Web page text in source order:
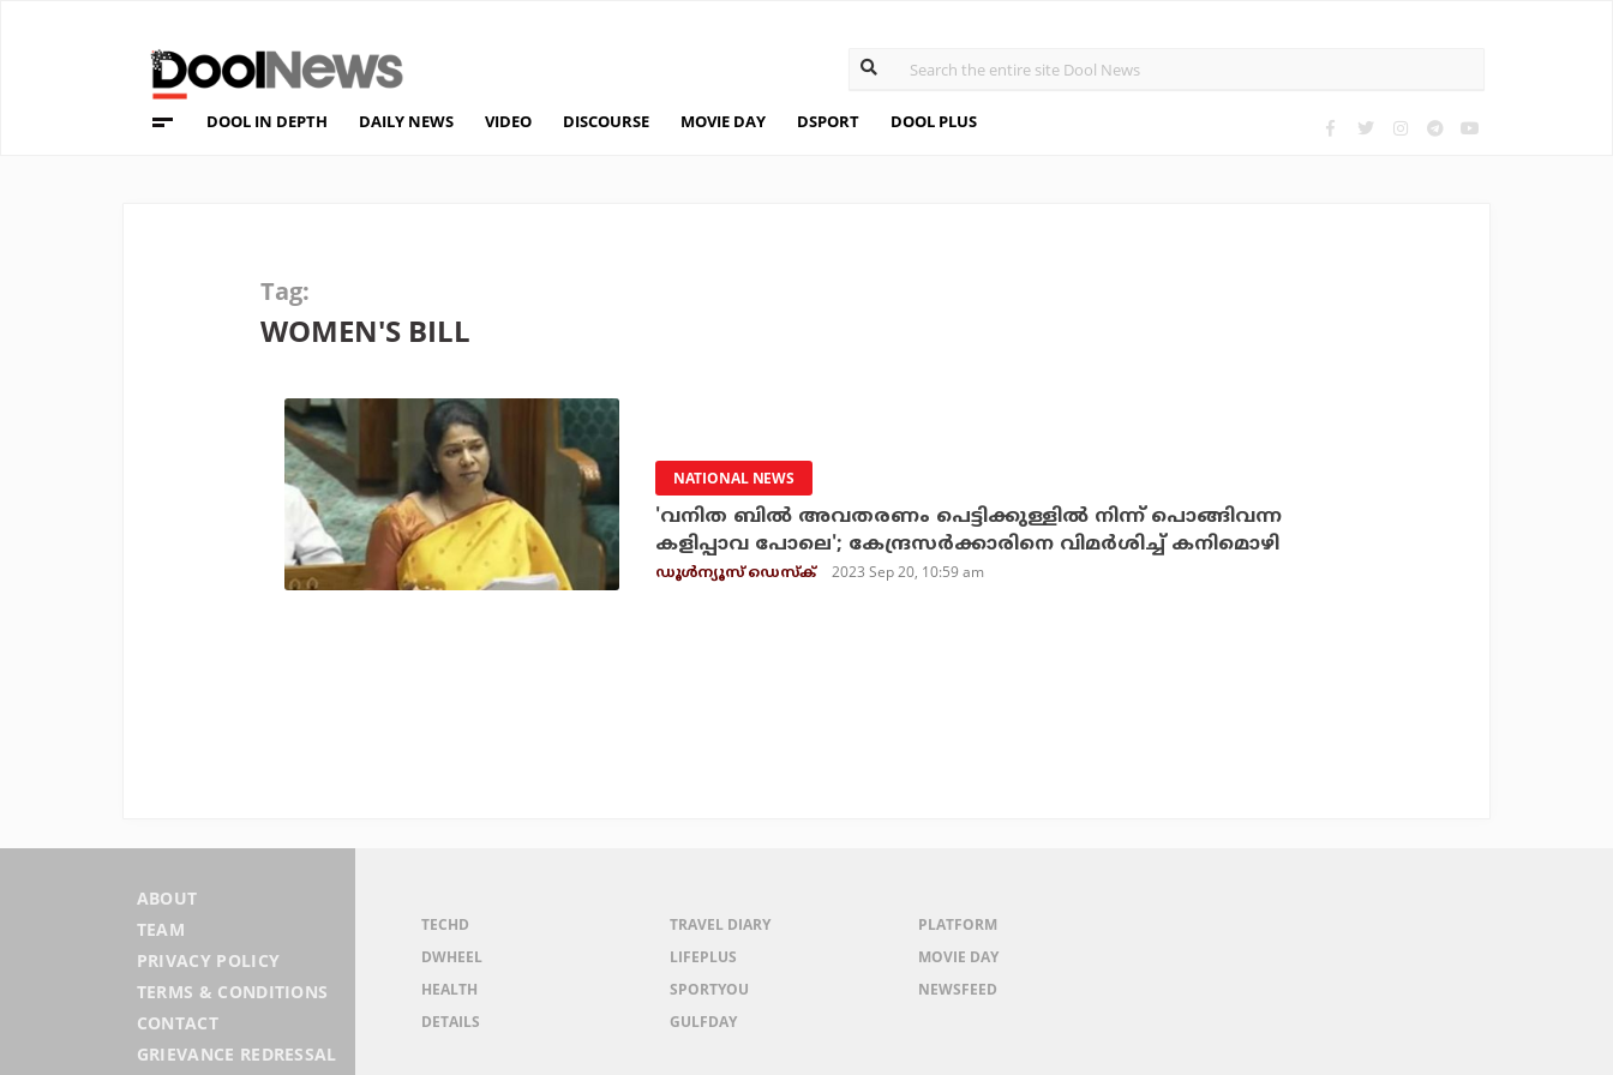
DOOL IN DEPTH DAILY NEWS VIDEO DISCOURSE MOVIE DAY DSPORT DOOL PLUS
Tag:
WOMEN'S BILL
NATIONAL NEWS
'വനിത ബില്‍ അവതരണം പെട്ടിക്കുള്ളില്‍ നിന്ന് പൊങ്ങിവന്ന
കളിപ്പാവ പോലെ'; കേന്ദ്രസര്‍ക്കാരിനെ വിമര്‍ശിച്ച് കനിമൊഴി
ഡൂള്‍ന്യൂസ് ഡെസ്‌ക് 2023 Sep 20, 10:59 am
ABOUT
TEAM
PRIVACY POLICY
TERMS & CONDITIONS
CONTACT
GRIEVANCE REDRESSAL
TECHD
DWHEEL
HEALTH
DETAILS
TRAVEL DIARY
LIFEPLUS
SPORTYOU
GULFDAY
PLATFORM
MOVIE DAY
NEWSFEED